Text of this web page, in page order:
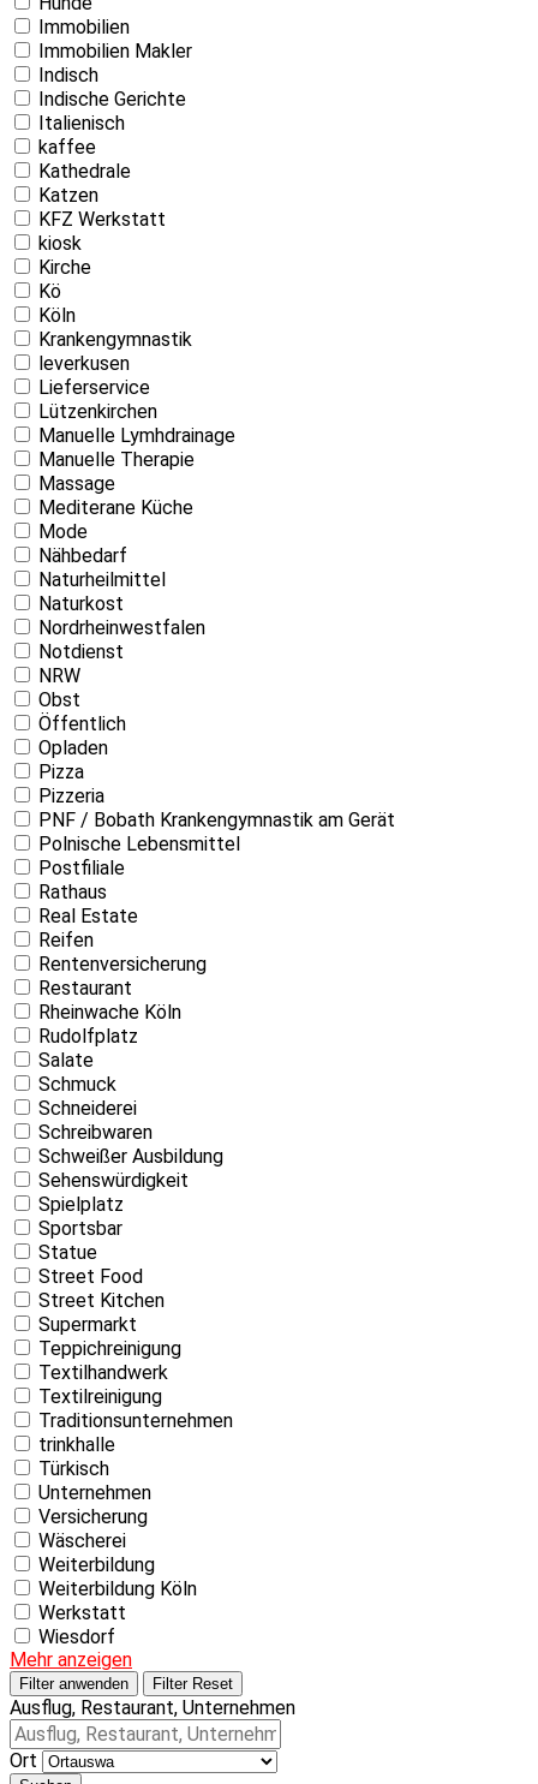
Immobilien
Immobilien Makler
Indisch
Indische Gerichte
Italienisch
kaffee
Kathedrale
Katzen
KFZ Werkstatt
kiosk
Kirche
Kö
Köln
Krankengymnastik
leverkusen
Lieferservice
Lützenkirchen
Manuelle Lymhdrainage
Manuelle Therapie
Massage
Mediterane Küche
Mode
Nähbedarf
Naturheilmittel
Naturkost
Nordrheinwestfalen
Notdienst
NRW
Obst
Öffentlich
Opladen
Pizza
Pizzeria
PNF / Bobath Krankengymnastik am Gerät
Polnische Lebensmittel
Postfiliale
Rathaus
Real Estate
Reifen
Rentenversicherung
Restaurant
Rheinwache Köln
Rudolfplatz
Salate
Schmuck
Schneiderei
Schreibwaren
Schweißer Ausbildung
Sehenswürdigkeit
Spielplatz
Sportsbar
Statue
Street Food
Street Kitchen
Supermarkt
Teppichreinigung
Textilhandwerk
Textilreinigung
Traditionsunternehmen
trinkhalle
Türkisch
Unternehmen
Versicherung
Wäscherei
Weiterbildung
Weiterbildung Köln
Werkstatt
Wiesdorf
Mehr anzeigen
Filter anwenden Filter Reset
Ausflug, Restaurant, Unternehmen
Ort